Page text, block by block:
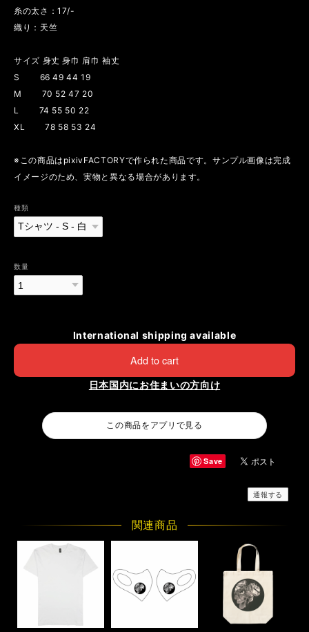
糸の太さ：17/-
織り：天竺
サイズ 身丈 身巾 肩巾 袖丈
S 66 49 44 19
M 70 52 47 20
L 74 55 50 22
XL 78 58 53 24
※この商品はpixivFACTORYで作られた商品です。サンプル画像は完成
イメージのため、実物と異なる場合があります。
種類
数量
International shipping available
Add to cart
日本国内にお住まいの方向け
この商品をアプリで見る
Save
通報する
関連商品